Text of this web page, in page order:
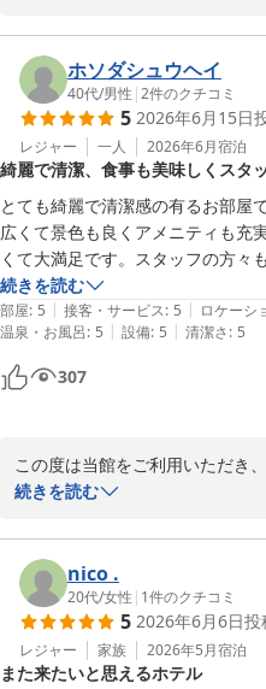
ます。
これからも皆様に快適で心地よ
ッフ一同努めてまいります。
また熱海へお越しの際は、ぜひ
フ一同、心よりお待ち申し上げて
ホテル渚館
女将　松田
熱海温泉 熱海 ホテル渚館
ホソダシュウヘイ
40代/男性 |2件のクチコミ
5 2026年6月15日
レジャー 一人 2026年6月宿泊
綺麗で清潔、食事も美味しくスタ
とても綺麗で清潔感の有るお部屋で
広くて景色も良くアメニティも充
くて大満足です。スタッフの方々
た。
続きを読む
部屋: 5 | 接客・サービス: 5 | ロケーシ
温泉・お風呂: 5 | 設備: 5 | 清潔さ: 5
307
この度は当館をご利用いただき
し、大変嬉しく存じます。また
につきましてもご満足いただけ
す。
ご夕食・ご朝食につきましても
調理スタッフをはじめスタッフ
続きを読む
nico .
20代/女性 | 1件のクチコミ
5 2026年6月6日投
レジャー 家族 2026年5月宿泊
また来たいと思えるホテル